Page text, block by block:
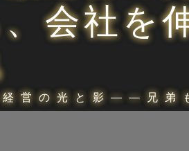
会社を
経営の光と影――兄弟